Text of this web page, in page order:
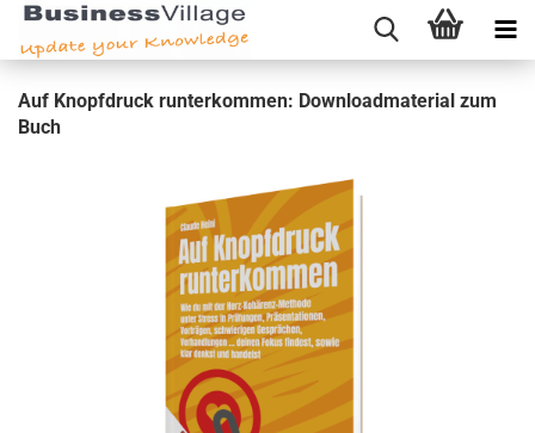
Auf Knopf­druck run­ter­kom­men: Down­load­ma­te­ri­al zum
Buch